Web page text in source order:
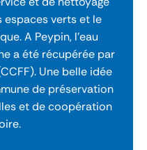
espaces verts et le
A Peypin, l'eau
a été récupérée par
Une belle idée
de préservation
et de coopération